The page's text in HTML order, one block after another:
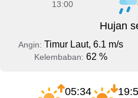
13:00
Hujan
Angin: Timur Laut, 6.1 m/s
Kelembaban: 62 %
05:34